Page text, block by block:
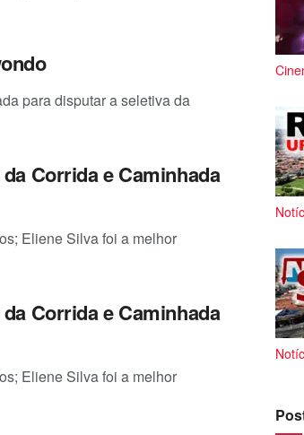
para disputar a seletiva da
Corrida e Caminhada
Eliene Silva foi a melhor
Corrida e Caminhada
Eliene Silva foi a melhor